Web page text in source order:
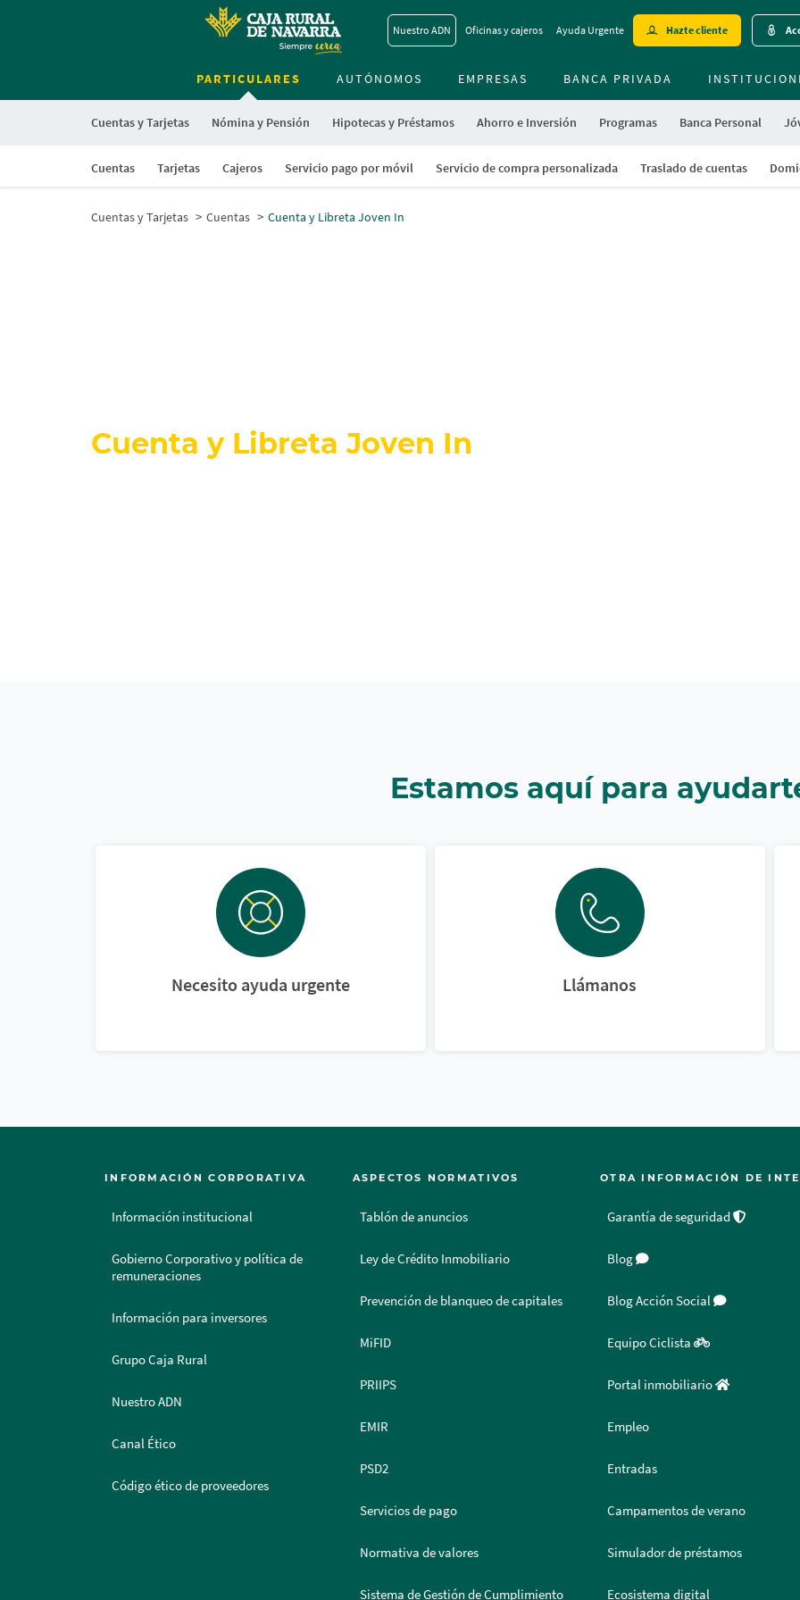
to
contentt
Nuestro ADN Oficinas y cajeros Ayuda Urgente Hazte cliente
PARTICULARES
Cuentas y Tarjetas
Cuentas Tarjetas Cajeros Servicio pago por móvil Servicio de compra personalizada Traslado de cuentas
Nómina y Pensión Hipotecas y Préstamos Ahorro e Inversión Programas Banca Personal
AUTÓNOMOS EMPRESAS BANCA PRIVADA
Cuentas y Tarjetas Cuentas Cuenta y Libreta Joven In
Cuenta y Libreta Joven In
Estamos aquí para
Necesito ayuda urgente Llámanos
INFORMACIÓN CORPORATIVA
Información institucional
Gobierno Corporativo y política de
remuneraciones
Información para inversores
Grupo Caja Rural
Nuestro ADN
Canal Ético
Código ético de proveedores
ASPECTOS NORMATIVOS
Tablón de anuncios
Ley de Crédito Inmobiliario
Prevención de blanqueo de capitales
MiFID
PRIIPS
EMIR
PSD2
Servicios de pago
Normativa de valores
Sistema de Gestión de Cumplimiento
OTRA INFORMACIÓN DE
Garantía de seguridad
Blog
Blog Acción Social
Equipo Ciclista
Portal inmobiliario
Empleo
Entradas
Campamentos de verano
Simulador de préstamos
Ecosistema digital